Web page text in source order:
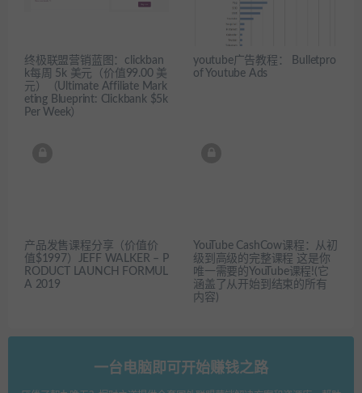
终极联盟营销蓝图：clickban
k每周 5k 美元（价值99.00 美
元）（Ultimate Affiliate Mark
eting Blueprint: Clickbank $5k
Per Week）
youtube广告教程： Bulletpro
of Youtube Ads
产品发售课程分享（价值价
值$1997）JEFF WALKER – P
RODUCT LAUNCH FORMUL
A 2019
YouTube CashCow课程：从初
级到高级的完整课程 这是你
唯一需要的YouTube课程!(它
涵盖了从开始到结束的所有
内容)
一台电脑即可开始赚钱之路